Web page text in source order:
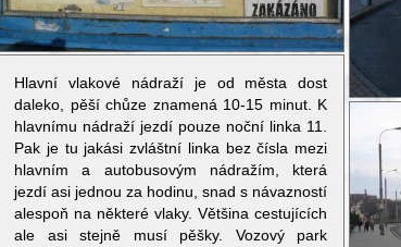
Hlavní vlakové nádraží je od města dost
daleko, pěší chůze znamená 10-15 minut. K
hlavnímu nádraží jezdí pouze noční linka 11.
Pak je tu jakási zvláštní linka bez čísla mezi
hlavním a autobusovým nádražím, která
jezdí asi jednou za hodinu, snad s návazností
alespoň na některé vlaky. Většina cestujících
ale asi stejně musí pěšky. Vozový park